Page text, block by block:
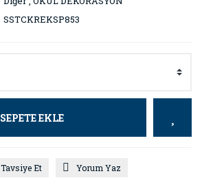
SSTCKREKSP853
SEPETE EKLE
Tavsiye Et Yorum Yaz